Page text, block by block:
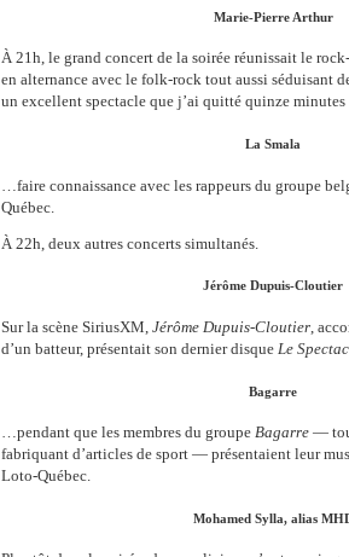
Marie-Pierre Arthur
À 21h, le grand concert de la soirée réunissait le
en alternance avec le folk-rock tout aussi séduisant
un excellent spectacle que j’ai quitté quinze
La Smala
…faire connaissance avec les rappeurs du groupe
Québec.
À 22h, deux autres concerts simultanés.
Jérôme Dupuis-Cloutier
Sur la scène SiriusXM, Jérôme Dupuis-Cloutier ,
d’un batteur, présentait son dernier disque Le
Bagarre
…pendant que les membres du groupe Bagarre —
fabriquant d’articles de sport — présentaient leur
Loto-Québec.
Mohamed Sylla, alias